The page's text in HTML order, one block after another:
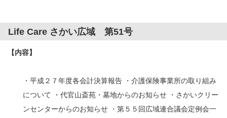
Life Care さかい広域 第51号
【内容】
・平成２７年度各会計決算報告 ・介護保険事業所の取り組み
について ・代官山斎苑・墓地からのお知らせ ・さかいクリー
ンセンターからのお知らせ ・第５５回広域連合議会定例会一